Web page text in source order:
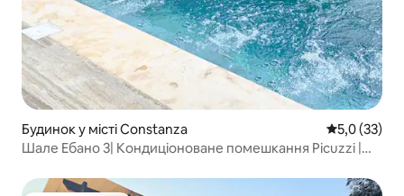
Будинок у місті Constanza Середня
5,0 (33)
Шале Ебано 3| Кондиціоноване помешкання Picuzzi |